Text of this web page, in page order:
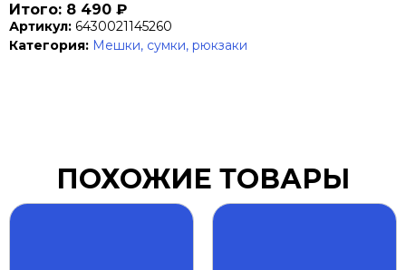
Итого: 8 490 ₽
Артикул: 6430021145260
Категория: Мешки, сумки, рюкзаки
ПОХОЖИЕ ТОВАРЫ